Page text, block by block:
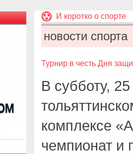
И коротко о спорте
новости спорта
Турнир в честь Дня
В субботу,
комплексе
чемпионат и